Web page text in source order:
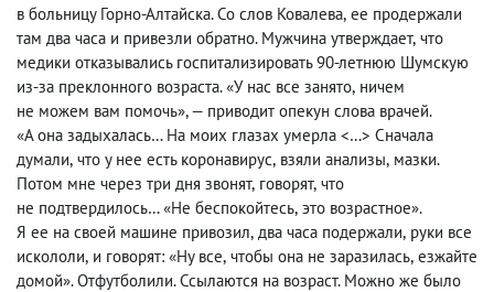
в больницу Горно-Алтайска. Со слов Ковалева, ее продержали
там два часа и привезли обратно. Мужчина утверждает, что
медики отказывались госпитализировать 90-летнюю Шумскую
из-за преклонного возраста. «У нас все занято, ничем
не можем вам помочь», — приводит опекун слова врачей.
«А она задыхалась… На моих глазах умерла <…> Сначала
думали, что у нее есть коронавирус, взяли анализы, мазки.
Потом мне через три дня звонят, говорят, что
не подтвердилось… «Не беспокойтесь, это возрастное».
Я ее на своей машине привозил, два часа подержали, руки все
искололи, и говорят: «Ну все, чтобы она не заразилась, езжайте
домой». Отфутболили. Ссылаются на возраст. Можно же было